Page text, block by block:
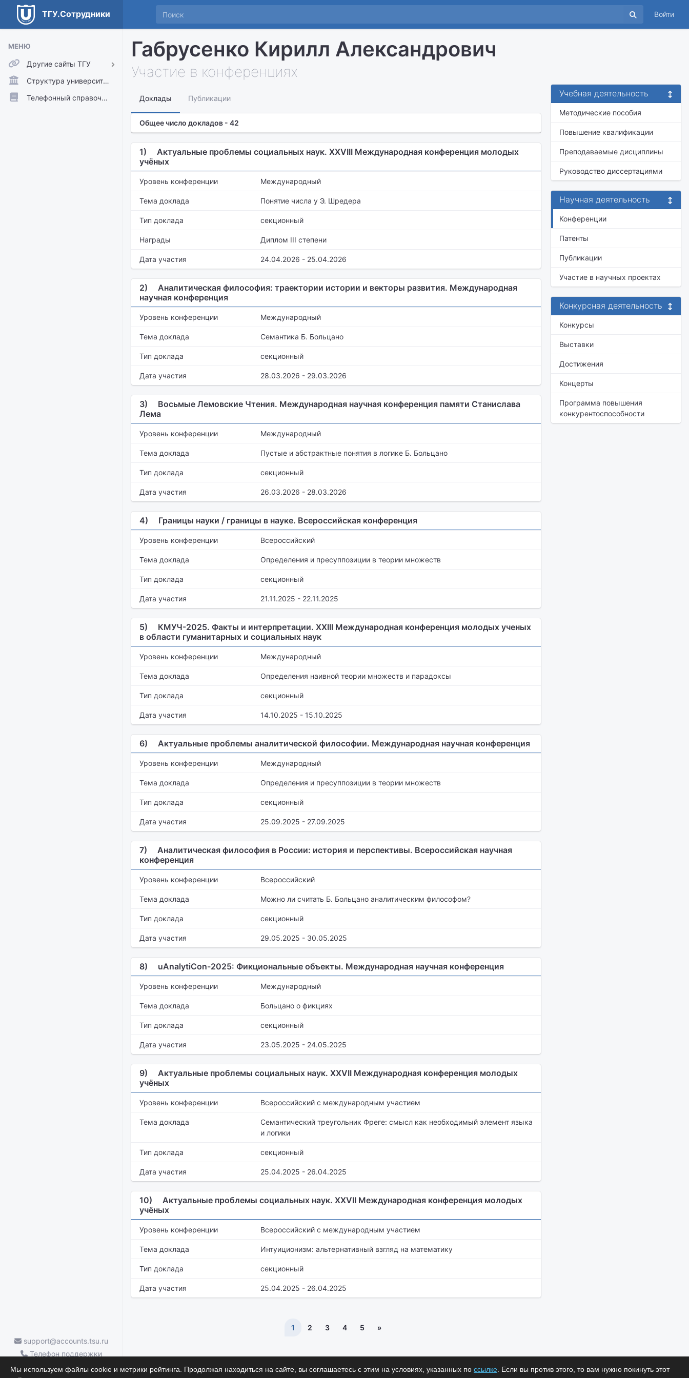
ТГУ.Сотрудники Войти
МЕНЮ
Другие сайты ТГУ
ТГУ.Аккаунты
ТГУ.Расписание
Структура университета
Телефонный справочник
support@accounts.tsu.ru
Телефон поддержки
Научные достижения
Габрусенко Кирилл Александрович
Участие в конференциях
Доклады Публикации
Общее число докладов - 42
1)
Актуальные проблемы социальных наук. XXVIII Международная конференция молодых
учёных
Уровень конференции Международный
Тема доклада Понятие числа у Э. Шредера
Тип доклада секционный
Награды Диплом III степени
Дата участия 24.04.2026 - 25.04.2026
2)
Аналитическая философия: траектории истории и векторы развития. Международная
научная конференция
Уровень конференции Международный
Тема доклада Семантика Б. Больцано
Тип доклада секционный
Дата участия 28.03.2026 - 29.03.2026
3)
Восьмые Лемовские Чтения. Международная научная конференция памяти Станислава
Лема
Уровень конференции Международный
Тема доклада Пустые и абстрактные понятия в логике Б. Больцано
Тип доклада секционный
Дата участия 26.03.2026 - 28.03.2026
4) Границы науки / границы в науке. Всероссийская конференция
Уровень конференции Всероссийский
Тема доклада Определения и пресуппозиции в теории множеств
Тип доклада секционный
Дата участия 21.11.2025 - 22.11.2025
5)
КМУЧ-2025. Факты и интерпретации. XXIII Международная конференция молодых ученых
в области гуманитарных и социальных наук
Уровень конференции Международный
Тема доклада Определения наивной теории множеств и парадоксы
Тип доклада секционный
Дата участия 14.10.2025 - 15.10.2025
6) Актуальные проблемы аналитической философии. Международная научная конференция
Уровень конференции Международный
Тема доклада Определения и пресуппозиции в теории множеств
Тип доклада секционный
Дата участия 25.09.2025 - 27.09.2025
7)
Аналитическая философия в России: история и перспективы. Всероссийская научная
конференция
Уровень конференции Всероссийский
Тема доклада Можно ли считать Б. Больцано аналитическим философом?
Тип доклада секционный
Дата участия 29.05.2025 - 30.05.2025
8) uAnalytiCon-2025: Фикциональные объекты. Международная научная конференция
Уровень конференции Международный
Тема доклада Больцано о фикциях
Тип доклада секционный
Дата участия 23.05.2025 - 24.05.2025
9)
Актуальные проблемы социальных наук. XXVII Международная конференция молодых
учёных
Уровень конференции Всероссийский с международным участием
Тема доклада
Семантический треугольник Фреге: смысл как необходимый элемент языка
и логики
Тип доклада секционный
Дата участия 25.04.2025 - 26.04.2025
10)
Актуальные проблемы социальных наук. XXVII Международная конференция молодых
учёных
Уровень конференции Всероссийский с международным участием
Тема доклада Интуиционизм: альтернативный взгляд на математику
Тип доклада секционный
Дата участия 25.04.2025 - 26.04.2025
1 2 3 4 5 »
Учебная деятельность
Методические пособия
Повышение квалификации
Преподаваемые дисциплины
Руководство диссертациями
Научная деятельность
Конференции
Патенты
Публикации
Участие в научных проектах
Конкурсная деятельность
Конкурсы
Выставки
Достижения
Концерты
Программа повышения
конкурентоспособности
Мы используем файлы cookie и метрики рейтинга. Продолжая находиться на сайте, вы соглашаетесь с этим на условиях, указанных по ссылке . Если вы против этого, то вам нужно покинуть этот